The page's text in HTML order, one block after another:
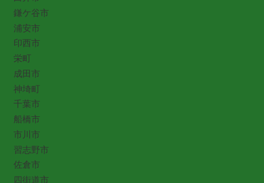
鎌ケ谷市
浦安市
印西市
栄町
成田市
神埼町
千葉市
船橋市
市川市
習志野市
佐倉市
四街道市